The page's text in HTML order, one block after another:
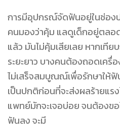
การมีอุปกรณ์จัดฟันอยู่ในช่อง
คนมองว่าคุ้ม แลดูเด็กอยู่ตลอ
แล้ว มันไม่คุ้มเสียเลย หากเที
ระยะยาว บางคนต้องถอดเค
ไม่เสร็จสมบูณณ์เพื่อรักษาให้ฟั
เป็นปกติก่อนที่จะส่งผลร้ายแร
แพทย์มักจะเจอบ่อย จนต้องข
ฟันลง จะมี